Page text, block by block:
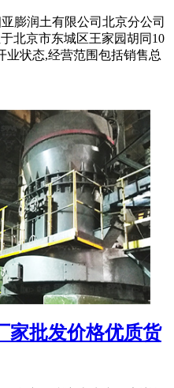
膨润土有限公司北京分公司
北京市东城区王家园胡同10
业状态,经营范围包括销售总
家批发价格优质货